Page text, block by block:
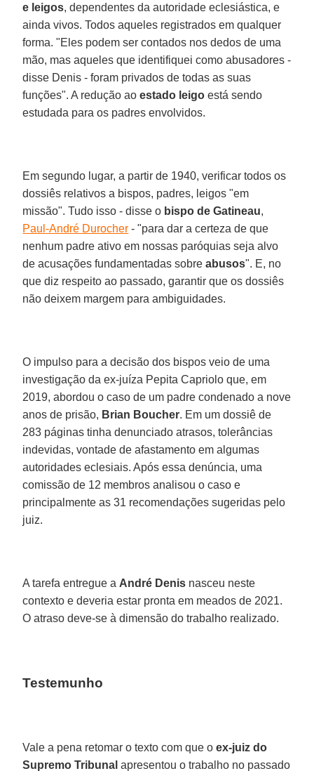
e leigos, dependentes da autoridade eclesiástica, e
ainda vivos. Todos aqueles registrados em qualquer
forma. "Eles podem ser contados nos dedos de uma
mão, mas aqueles que identifiquei como abusadores -
disse Denis - foram privados de todas as suas
funções". A redução aoestado leigo está sendo
estudada para os padres envolvidos.
Em segundo lugar, a partir de 1940, verificar todos os
dossiês relativos a bispos, padres, leigos "em
missão". Tudo isso - disse o bispo de Gatineau,
Paul-André Durocher - "para dar a certeza de que
nenhum padre ativo em nossas paróquias seja alvo
de acusações fundamentadas sobreabusos". E, no
que diz respeito ao passado, garantir que os dossiês
não deixem margem para ambiguidades.
O impulso para a decisão dos bispos veio de uma
investigação da ex-juíza Pepita Capriolo que, em
2019, abordou o caso de um padre condenado a nove
anos de prisão, Brian Boucher. Em um dossiê de
283 páginas tinha denunciado atrasos, tolerâncias
indevidas, vontade de afastamento em algumas
autoridades eclesiais. Após essa denúncia, uma
comissão de 12 membros analisou o caso e
principalmente as 31 recomendações sugeridas pelo
juiz.
A tarefa entregue a André Denis nasceu neste
contexto e deveria estar pronta em meados de 2021.
O atraso deve-se à dimensão do trabalho realizado.
Testemunho
Vale a pena retomar o texto com que oex-juiz do
Supremo Tribunal apresentou o trabalho no passado